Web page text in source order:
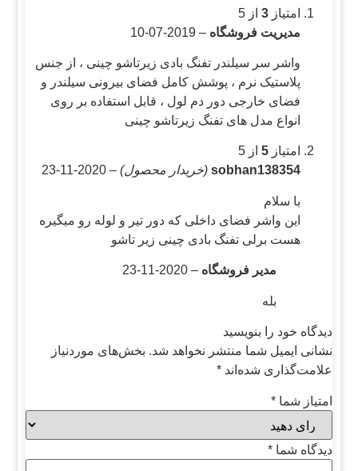
امتیاز3 از 5
مدیریت فروشگاه–
2019-07-10
واشر سر سیلندر تفنگ بادی زیرتاشو چینی ، از جنس
پلاستیک نرم ، پوشش کامل فضای بیرونی سیلندر و
فضای خارجی دور دم لول ، قابل استفاده بر روی
انواع مدل های تفنگ زیرتاشو چینی
امتیاز5 از 5
sobhan138354 (خریدار محصول) –
2020-11-23
با سلام
این واشر فضای داخلی که دور تیر و لوله رو میگیره
هست برلی تفنگ بادی چینی زیر تاشو
مدیر فروشگاه–
2020-11-23
بله
دیدگاه خود را بنویسید
نشانی ایمیل شما منتشر نخواهد شد. بخش‌های موردنیاز
علامت‌گذاری شده‌اند*
امتیاز شما*
دیدگاه شما*